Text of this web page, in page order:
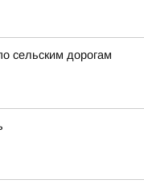
сельским дорогам